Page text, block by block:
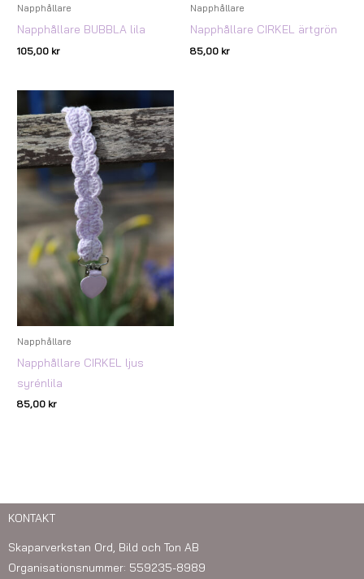
Napphållare
Napphållare BUBBLA lila
105,00 kr
Napphållare
Napphållare CIRKEL ärtgrön
85,00 kr
Napphållare
Napphållare CIRKEL ljus
syrénlila
85,00 kr
KONTAKT
Skaparverkstan Ord, Bild och Ton AB
Organisationsnummer: 559235-8989